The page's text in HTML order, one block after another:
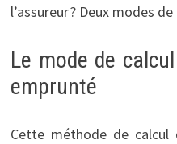
l’assureur ? Deux modes
Le mode de
emprunté
Cette méthode de calcul